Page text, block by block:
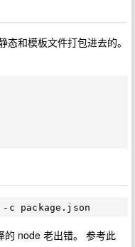
和模板文件打包进去的。
的 node 老出错。 参考此